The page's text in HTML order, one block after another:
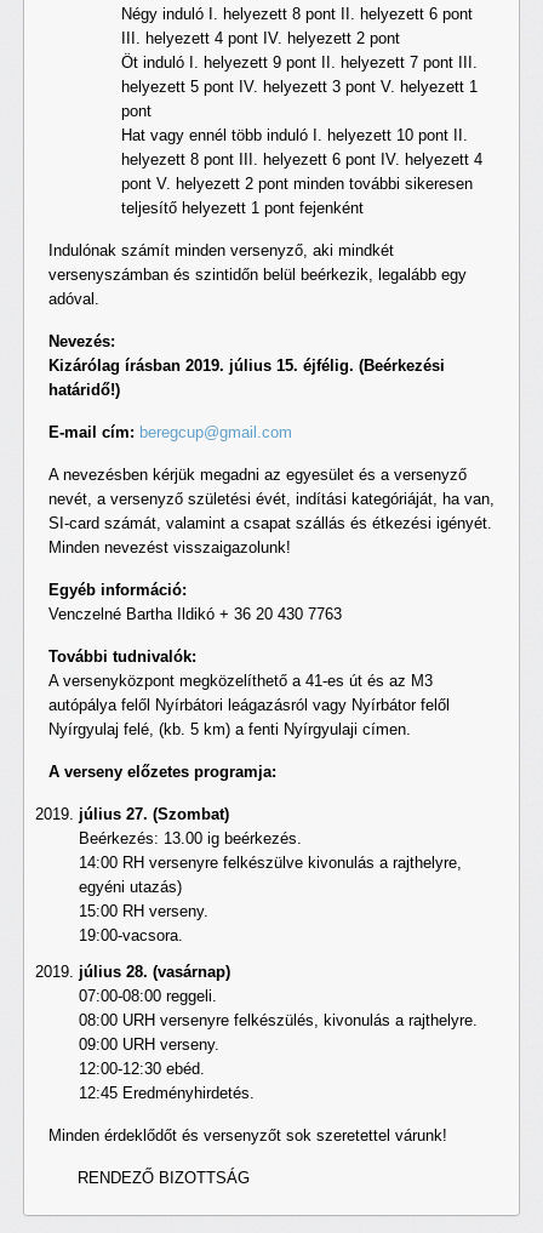
Négy induló I. helyezett 8 pont II. helyezett 6 pont
III. helyezett 4 pont IV. helyezett 2 pont
Öt induló I. helyezett 9 pont II. helyezett 7 pont III.
helyezett 5 pont IV. helyezett 3 pont V. helyezett 1
pont
Hat vagy ennél több induló I. helyezett 10 pont II.
helyezett 8 pont III. helyezett 6 pont IV. helyezett 4
pont V. helyezett 2 pont minden további sikeresen
teljesítő helyezett 1 pont fejenként
Indulónak számít minden versenyző, aki mindkét
versenyszámban és szintidőn belül beérkezik, legalább egy
adóval.
Nevezés:
Kizárólag írásban 2019. július 15. éjfélig. (Beérkezési
határidő!)
E-mail cím: beregcup@gmail.com
A nevezésben kérjük megadni az egyesület és a versenyző
nevét, a versenyző születési évét, indítási kategóriáját, ha van,
SI-card számát, valamint a csapat szállás és étkezési igényét.
Minden nevezést visszaigazolunk!
Egyéb információ:
Venczelné Bartha Ildikó + 36 20 430 7763
További tudnivalók:
A versenyközpont megközelíthető a 41-es út és az M3
autópálya felől Nyírbátori leágazásról vagy Nyírbátor felől
Nyírgyulaj felé, (kb. 5 km) a fenti Nyírgyulaji címen.
A verseny előzetes programja:
július 27. (Szombat)
Beérkezés: 13.00 ig beérkezés.
14:00 RH versenyre felkészülve kivonulás a rajthelyre,
egyéni utazás)
15:00 RH verseny.
19:00-vacsora.
július 28. (vasárnap)
07:00-08:00 reggeli.
08:00 URH versenyre felkészülés, kivonulás a rajthelyre.
09:00 URH verseny.
12:00-12:30 ebéd.
12:45 Eredményhirdetés.
Minden érdeklődőt és versenyzőt sok szeretettel várunk!
RENDEZŐ BIZOTTSÁG